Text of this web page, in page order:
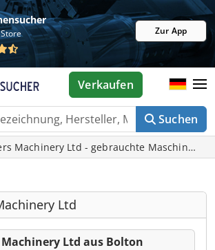
Zur App
Suchen
Verkaufen
Machinery Ltd - gebrauchte Maschinen
Ltd
Ltd aus Bolton